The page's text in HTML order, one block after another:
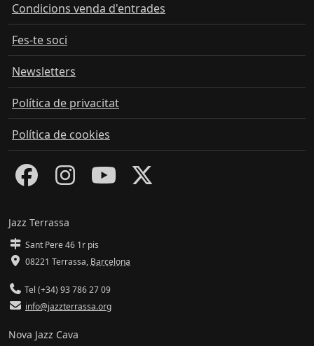
Condicions venda d'entrades
Fes-te soci
Newsletters
Política de privacitat
Política de cookies
Jazz Terrassa
Sant Pere 46 1r pis
08221 Terrassa, Barcelona
Tel (+34) 93 786 27 09
info@jazzterrassa.org
Nova Jazz Cava